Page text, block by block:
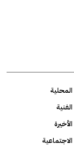
المحلية
الفنية
الأخيرة
الاجتماعية